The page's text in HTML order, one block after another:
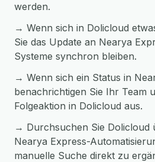
werden.
→ Wenn sich in Dolicloud
Sie das Update an Nearya
Systeme synchron bleiben.
→ Wenn sich ein Status in
benachrichtigen Sie Ihr Team
Folgeaktion in Dolicloud aus.
→ Durchsuchen Sie Dolicloud
Nearya Express-
manuelle Suche direkt zu